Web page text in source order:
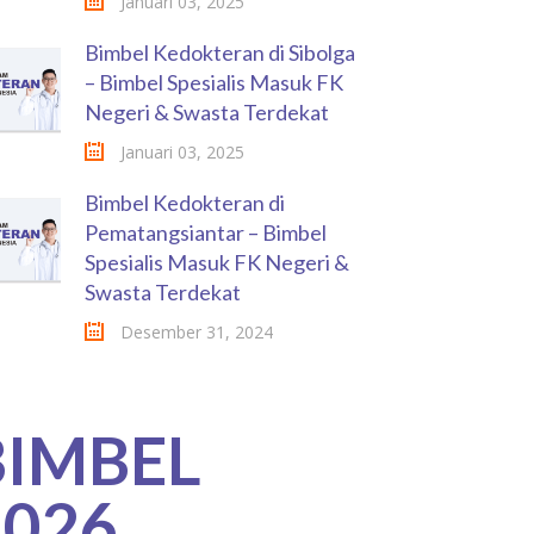
Bimbel Kedokteran di Sibolga
– Bimbel Spesialis Masuk FK
Negeri & Swasta Terdekat
Januari 03, 2025
Bimbel Kedokteran di
Pematangsiantar – Bimbel
Spesialis Masuk FK Negeri &
Swasta Terdekat
Desember 31, 2024